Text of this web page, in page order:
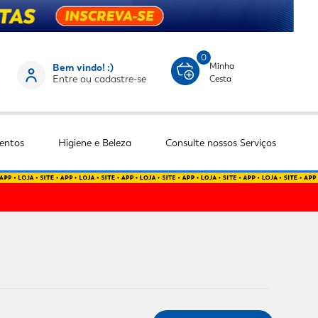
Bem vindo! :)
Entre ou cadastre-se
0
Minha
Cesta
Higiene e Beleza Consulte nossos Serviços